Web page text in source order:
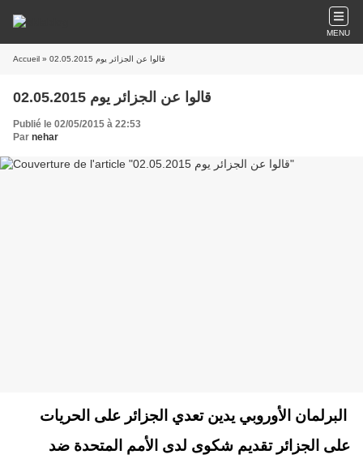
MENU
Accueil » قالوا عن الجزائر يوم 02.05.2015
قالوا عن الجزائر يوم 02.05.2015
Publié le 02/05/2015 à 22:53
Par nehar
البرلمان الأوروبي يدين تعدي الجزائر على الحريات
على الجزائر تقديم شكوى لدى الأمم المتحدة ضد